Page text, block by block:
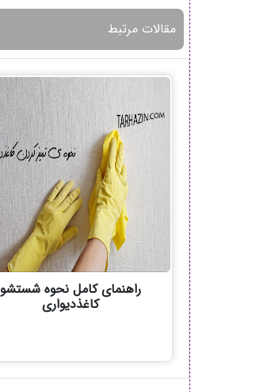
مقالات مرتبط
راهنمای کامل نحوه شستشو
کاغذدیواری